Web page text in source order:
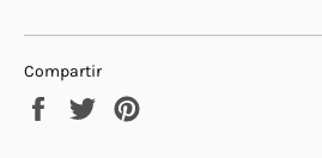
Compartir
Compartir
Tuitear